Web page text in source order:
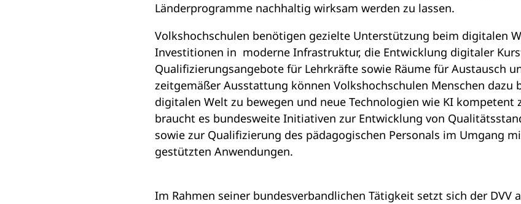
Länderprogramme nachhaltig wirksam werden zu lassen.
Volkshochschulen benötigen gezielte Unterstützung beim digitalen
Investitionen in moderne Infrastruktur, die Entwicklung digitaler
Qualifizierungsangebote für Lehrkräfte sowie Räume für Austausch
zeitgemäßer Ausstattung können Volkshochschulen Menschen dazu
digitalen Welt zu bewegen und neue Technologien wie KI kompetent
braucht es bundesweite Initiativen zur Entwicklung von
sowie zur Qualifizierung des pädagogischen Personals im Umgang
gestützten Anwendungen.
Im Rahmen seiner bundesverbandlichen Tätigkeit setzt sich der DVV